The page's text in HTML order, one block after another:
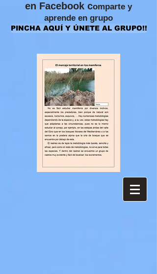
en Facebook comparte y
aprende en grupo
PINCHA AQUÍ Y ÚNETE AL GRUPO!!